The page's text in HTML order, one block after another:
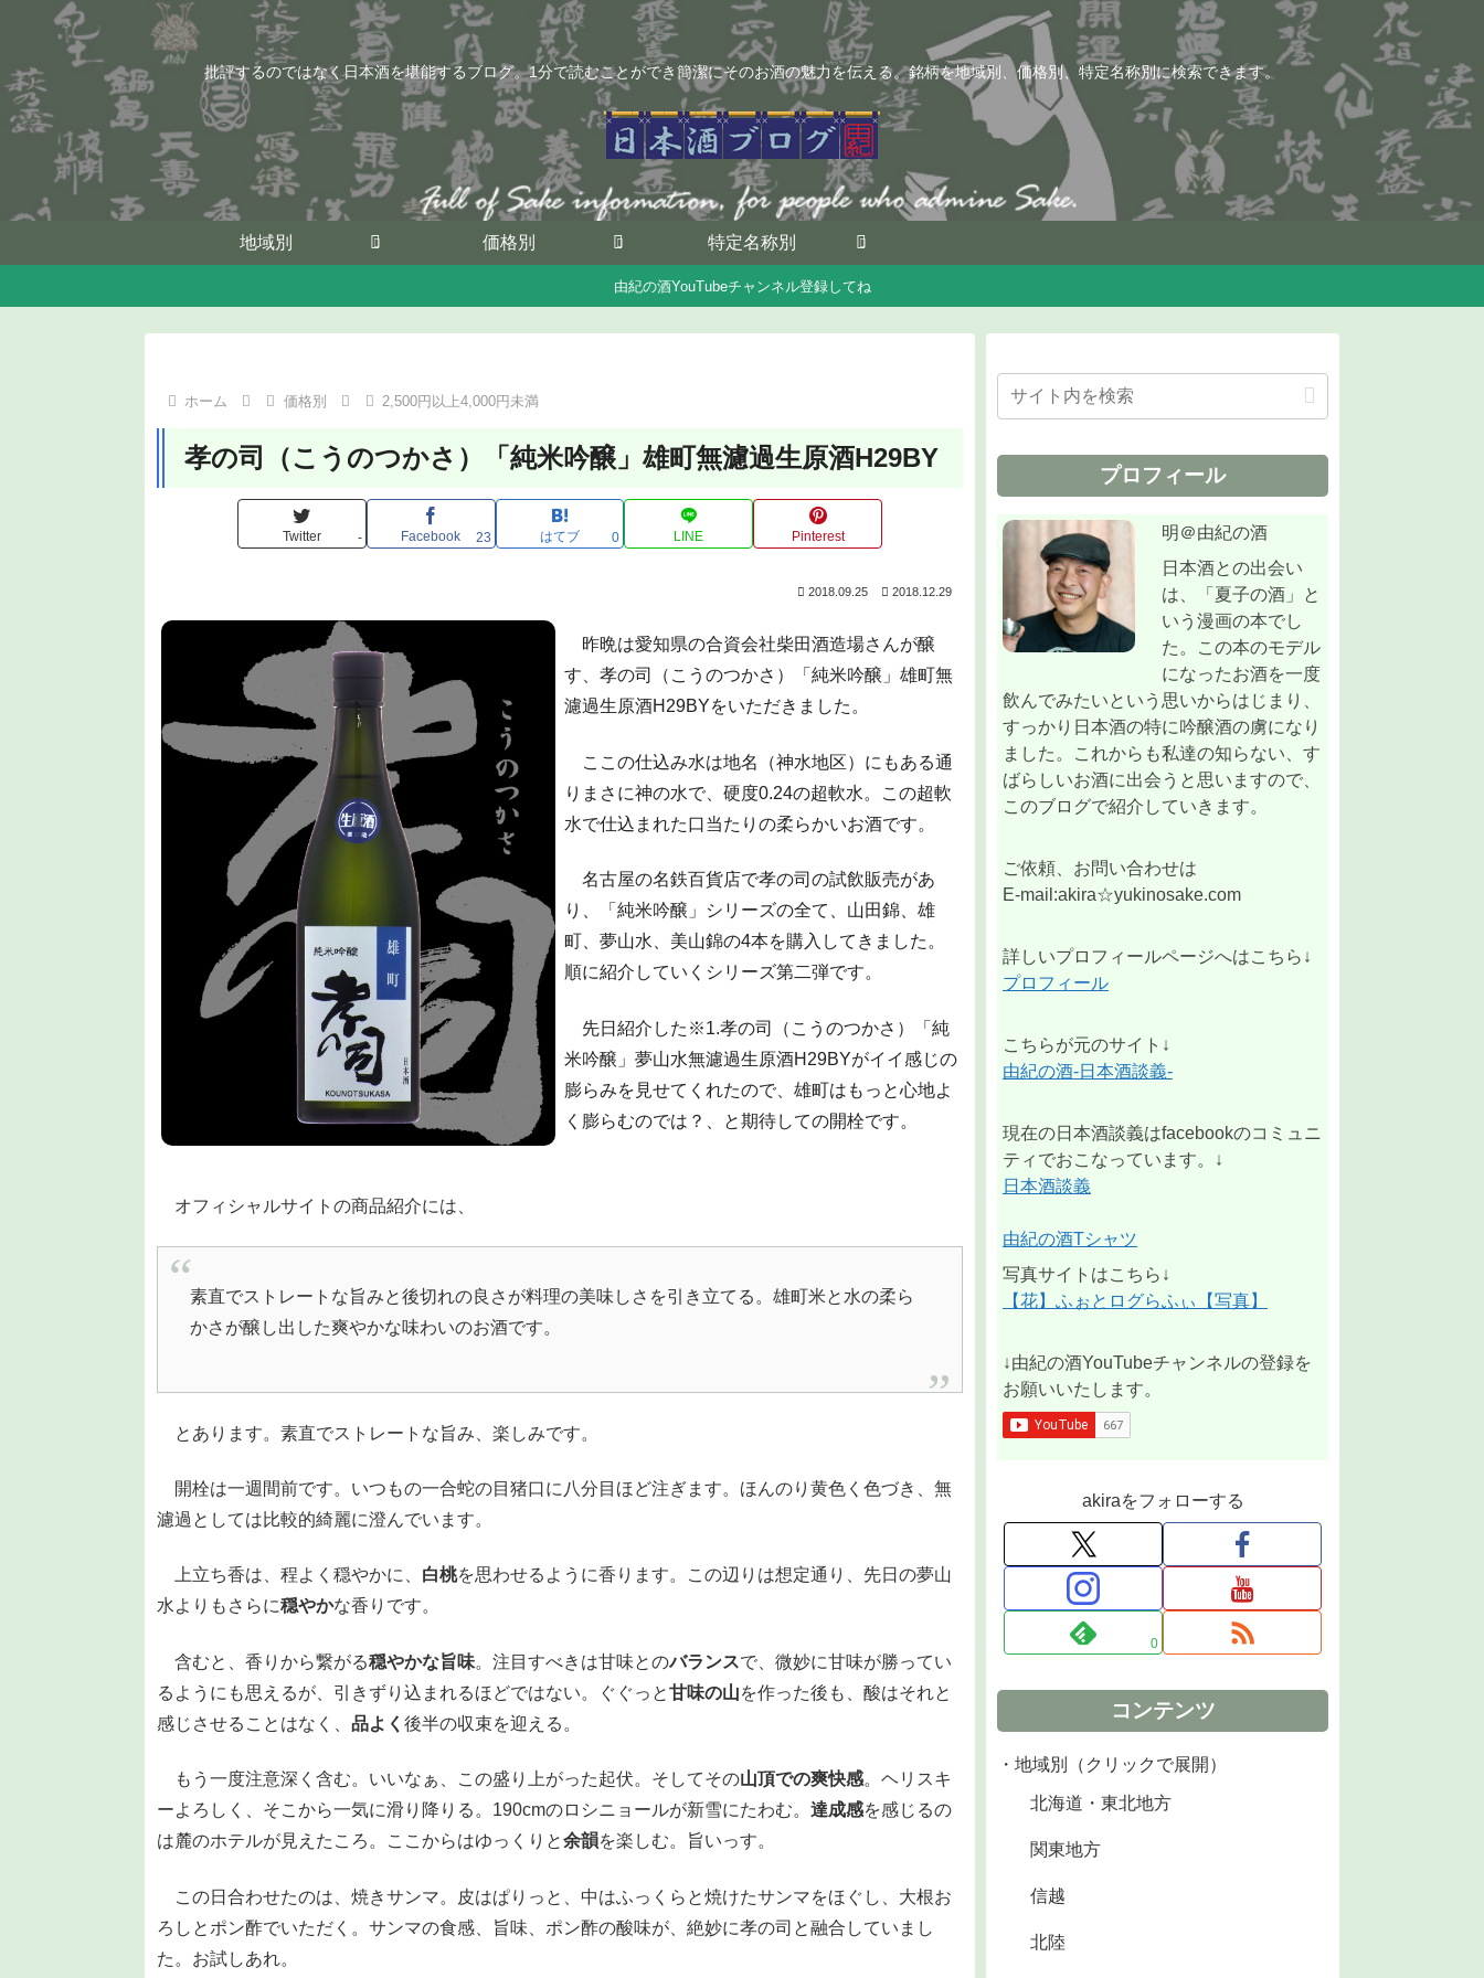
批評するのではなく日本酒を堪能するブログ。1分で読むことができ簡潔にそのお酒の魅力を伝える。銘柄を地域別、価格別、特定名称別に検索できます。
地域別 価格別 特定名称別
由紀の酒YouTubeチャンネル登録してね
ホーム 価格別 2,500円以上4,000円未満
孝の司（こうのつかさ）「純米吟醸」雄町無濾過生原酒H29BY
Twitter - Facebook 23 はてブ 0 LINE Pinterest
2018.09.25 2018.12.29
昨晩は愛知県の合資会社柴田酒造場さんが醸
す、孝の司（こうのつかさ）「純米吟醸」雄町無
濾過生原酒H29BYをいただきました。
ここの仕込み水は地名（神水地区）にもある通
りまさに神の水で、硬度0.24の超軟水。この超軟
水で仕込まれた口当たりの柔らかいお酒です。
名古屋の名鉄百貨店で孝の司の試飲販売があ
り、「純米吟醸」シリーズの全て、山田錦、雄
町、夢山水、美山錦の4本を購入してきました。
順に紹介していくシリーズ第二弾です。
先日紹介した※1.孝の司（こうのつかさ）「純
米吟醸」夢山水無濾過生原酒H29BYがイイ感じの
膨らみを見せてくれたので、雄町はもっと心地よ
く膨らむのでは？、と期待しての開栓です。
オフィシャルサイトの商品紹介には、
素直でストレートな旨みと後切れの良さが料理の美味しさを引き立てる。雄町米と水の柔ら
かさが醸し出した爽やかな味わいのお酒です。
とあります。素直でストレートな旨み、楽しみです。
開栓は一週間前です。いつもの一合蛇の目猪口に八分目ほど注ぎます。ほんのり黄色く色づき、無
濾過としては比較的綺麗に澄んでいます。
上立ち香は、程よく穏やかに、 白桃を思わせるように香ります。この辺りは想定通り、先日の夢山
水よりもさらに穏やかな香りです。
含むと、香りから繋がる穏やかな旨味。注目すべきは甘味とのバランスで、微妙に甘味が勝ってい
るようにも思えるが、引きずり込まれるほどではない。ぐぐっと甘味の山を作った後も、酸はそれと
感じさせることはなく、 品よく 後半の収束を迎える。
もう一度注意深く含む。いいなぁ、この盛り上がった起伏。そしてその山頂での爽快感。ヘリスキ
ーよろしく、そこから一気に滑り降りる。190cmのロシニョールが新雪にたわむ。 達成感を感じるの
は麓のホテルが見えたころ。ここからはゆっくりと余韻を楽しむ。旨いっす。
この日合わせたのは、焼きサンマ。皮はぱりっと、中はふっくらと焼けたサンマをほぐし、大根お
ろしとポン酢でいただく。サンマの食感、旨味、ポン酢の酸味が、絶妙に孝の司と融合していまし
た。お試しあれ。
プロフィール
明＠由紀の酒
日本酒との出会い
は、「夏子の酒」と
いう漫画の本でし
た。この本のモデル
になったお酒を一度
飲んでみたいという思いからはじまり、
すっかり日本酒の特に吟醸酒の虜になり
ました。これからも私達の知らない、す
ばらしいお酒に出会うと思いますので、
このブログで紹介していきます。
ご依頼、お問い合わせは
E-mail:akira☆yukinosake.com
詳しいプロフィールページへはこちら↓
プロフィール
こちらが元のサイト↓
由紀の酒-日本酒談義-
現在の日本酒談義はfacebookのコミュニ
ティでおこなっています。↓
日本酒談義
由紀の酒Tシャツ
写真サイトはこちら↓
【花】ふぉとログらふぃ【写真】
↓由紀の酒YouTubeチャンネルの登録を
お願いいたします。
akiraをフォローする
0
コンテンツ
・地域別（クリックで展開）
北海道・東北地方
関東地方
信越
北陸